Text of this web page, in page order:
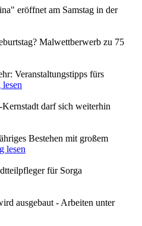
eröffnet am Samstag in der
Malwettberwerb zu 75
Veranstaltungstipps fürs
darf sich weiterhin
Bestehen mit großem
lesen
für Sorga
ausgebaut - Arbeiten unter